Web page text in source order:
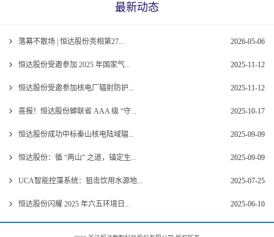
最新动态
落幕不散场 | 恒达股份亮相第27... 2026-05-06
恒达股份受邀参加 2025 年国家气... 2025-11-12
恒达股份受邀参加核电厂辐射防护... 2025-11-12
喜报！恒达股份蝉联省 AAA 级 “守... 2025-10-17
恒达股份成功中标秦山核电陆域辐... 2025-09-09
恒达股份：循 “两山” 之道，锚定生... 2025-09-09
UCA智能控藻系统：狙击饮用水源地... 2025-07-25
恒达股份闪耀 2025 年六五环境日... 2025-06-10